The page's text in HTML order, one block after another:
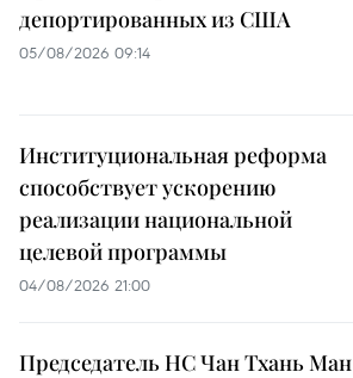
депортированных из США
05/08/2026 09:14
Институциональная реформа
способствует ускорению
реализации национальной
целевой программы
04/08/2026 21:00
Председатель НС Чан Тхань Ман